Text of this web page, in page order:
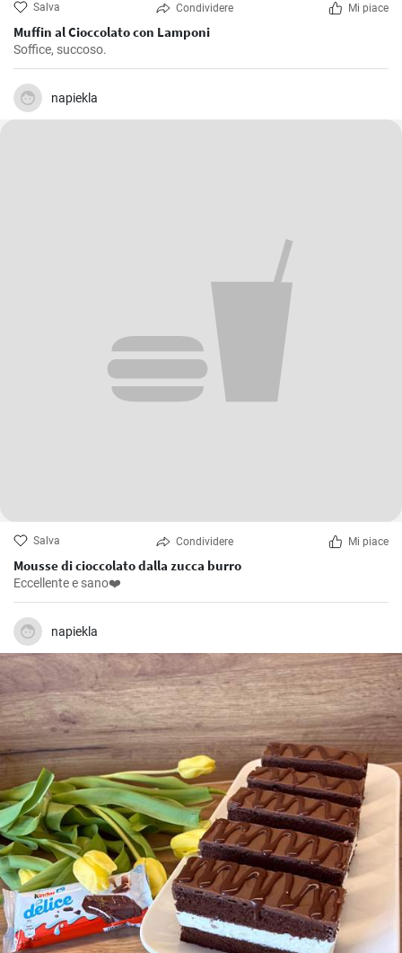
Salva Condividere Mi piace
Muffin al Cioccolato con Lamponi
Soffice, succoso.
napiekla
Salva Condividere Mi piace
Mousse di cioccolato dalla zucca burro
Eccellente e sano❤️
napiekla